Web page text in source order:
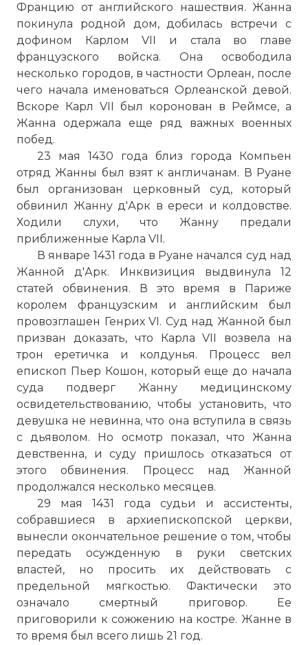
Францию от английского нашествия. Жанна
покинула родной дом, добилась встречи с
дофином Карлом VII и стала во главе
французского войска. Она освободила
несколько городов, в частности Орлеан, после
чего начала именоваться Орлеанской девой.
Вскоре Карл VII был коронован в Реймсе, а
Жанна одержала еще ряд важных военных
побед.
23 мая 1430 года близ города Компьен
отряд Жанны был взят к англичанам. В Руане
был организован церковный суд, который
обвинил Жанну д'Арк в ереси и колдовстве.
Ходили слухи, что Жанну предали
приближенные Карла VII.
В январе 1431 года в Руане начался суд над
Жанной д'Арк. Инквизиция выдвинула 12
статей обвинения. В это время в Париже
королем французским и английским был
провозглашен Генрих VI. Суд над Жанной был
призван доказать, что Карла VII возвела на
трон еретичка и колдунья. Процесс вел
епископ Пьер Кошон, который еще до начала
суда подверг Жанну медицинскому
освидетельствованию, чтобы установить, что
девушка не невинна, что она вступила в связь
с дьяволом. Но осмотр показал, что Жанна
девственна, и суду пришлось отказаться от
этого обвинения. Процесс над Жанной
продолжался несколько месяцев.
29 мая 1431 года судьи и ассистенты,
собравшиеся в архиепископской церкви,
вынесли окончательное решение о том, чтобы
передать осужденную в руки светских
властей, но просить их действовать с
предельной мягкостью. Фактически это
означало смертный приговор. Ее
приговорили к сожжению на костре. Жанне в
то время был всего лишь 21 год.